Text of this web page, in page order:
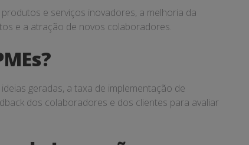
e serviços inovadores, a melhoria da
e a atração de novos colaboradores.
geradas, a taxa de implementação de
dos colaboradores e dos clientes para avaliar